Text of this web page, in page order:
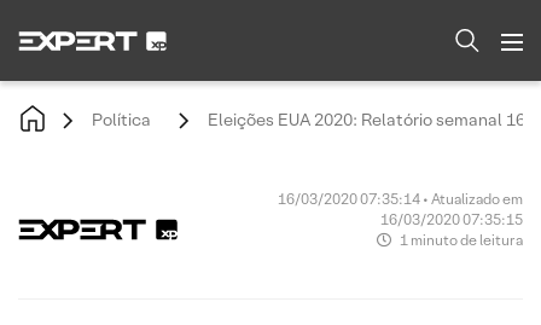
Política Eleições EUA 2020: Relatório semanal 16/
16/03/2020 07:35:14 • Atualizado em
16/03/2020 07:35:15
1 minuto de leitura